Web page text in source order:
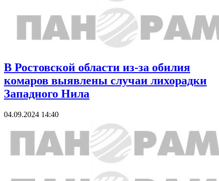
В Ростовской области из-за обилия
комаров выявлены случаи лихорадки
Западного Нила
04.09.2024 14:40